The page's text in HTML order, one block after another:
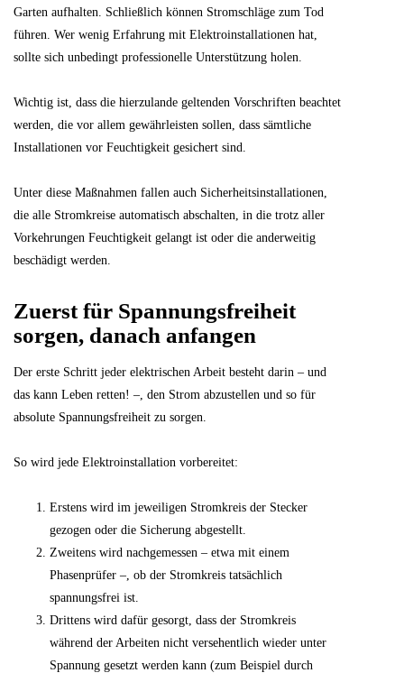
Garten aufhalten. Schließlich können Stromschläge zum Tod
führen. Wer wenig Erfahrung mit Elektroinstallationen hat,
sollte sich unbedingt professionelle Unterstützung holen.
Wichtig ist, dass die hierzulande geltenden Vorschriften beachtet
werden, die vor allem gewährleisten sollen, dass sämtliche
Installationen vor Feuchtigkeit gesichert sind.
Unter diese Maßnahmen fallen auch Sicherheitsinstallationen,
die alle Stromkreise automatisch abschalten, in die trotz aller
Vorkehrungen Feuchtigkeit gelangt ist oder die anderweitig
beschädigt werden.
Zuerst für Spannungsfreiheit
sorgen, danach anfangen
Der erste Schritt jeder elektrischen Arbeit besteht darin – und
das kann Leben retten! –, den Strom abzustellen und so für
absolute Spannungsfreiheit zu sorgen.
So wird jede Elektroinstallation vorbereitet:
Erstens wird im jeweiligen Stromkreis der Stecker
gezogen oder die Sicherung abgestellt.
Zweitens wird nachgemessen – etwa mit einem
Phasenprüfer –, ob der Stromkreis tatsächlich
spannungsfrei ist.
Drittens wird dafür gesorgt, dass der Stromkreis
während der Arbeiten nicht versehentlich wieder unter
Spannung gesetzt werden kann (zum Beispiel durch